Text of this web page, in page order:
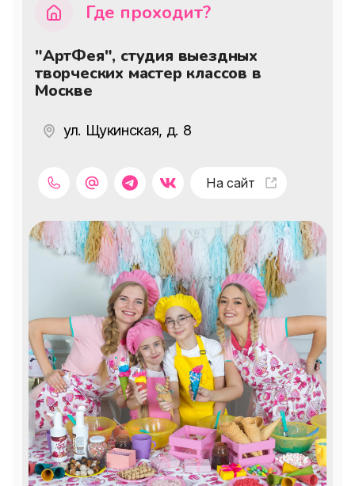
Где проходит?
"АртФея", студия выездных
творческих мастер классов в
Москве
ул. Щукинская, д. 8
На сайт